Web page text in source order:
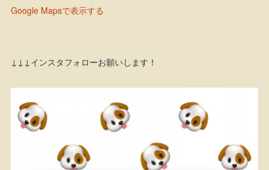
Google Mapsで表示する
↓↓↓インスタフォローお願いします！